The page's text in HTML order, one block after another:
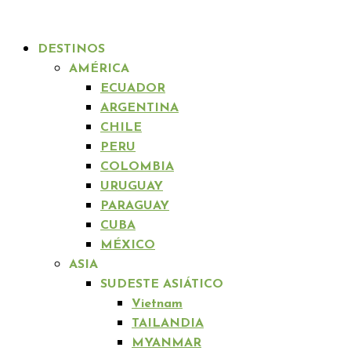
DESTINOS
AMÉRICA
ECUADOR
ARGENTINA
CHILE
PERU
COLOMBIA
URUGUAY
PARAGUAY
CUBA
MÉXICO
ASIA
SUDESTE ASIÁTICO
Vietnam
TAILANDIA
MYANMAR